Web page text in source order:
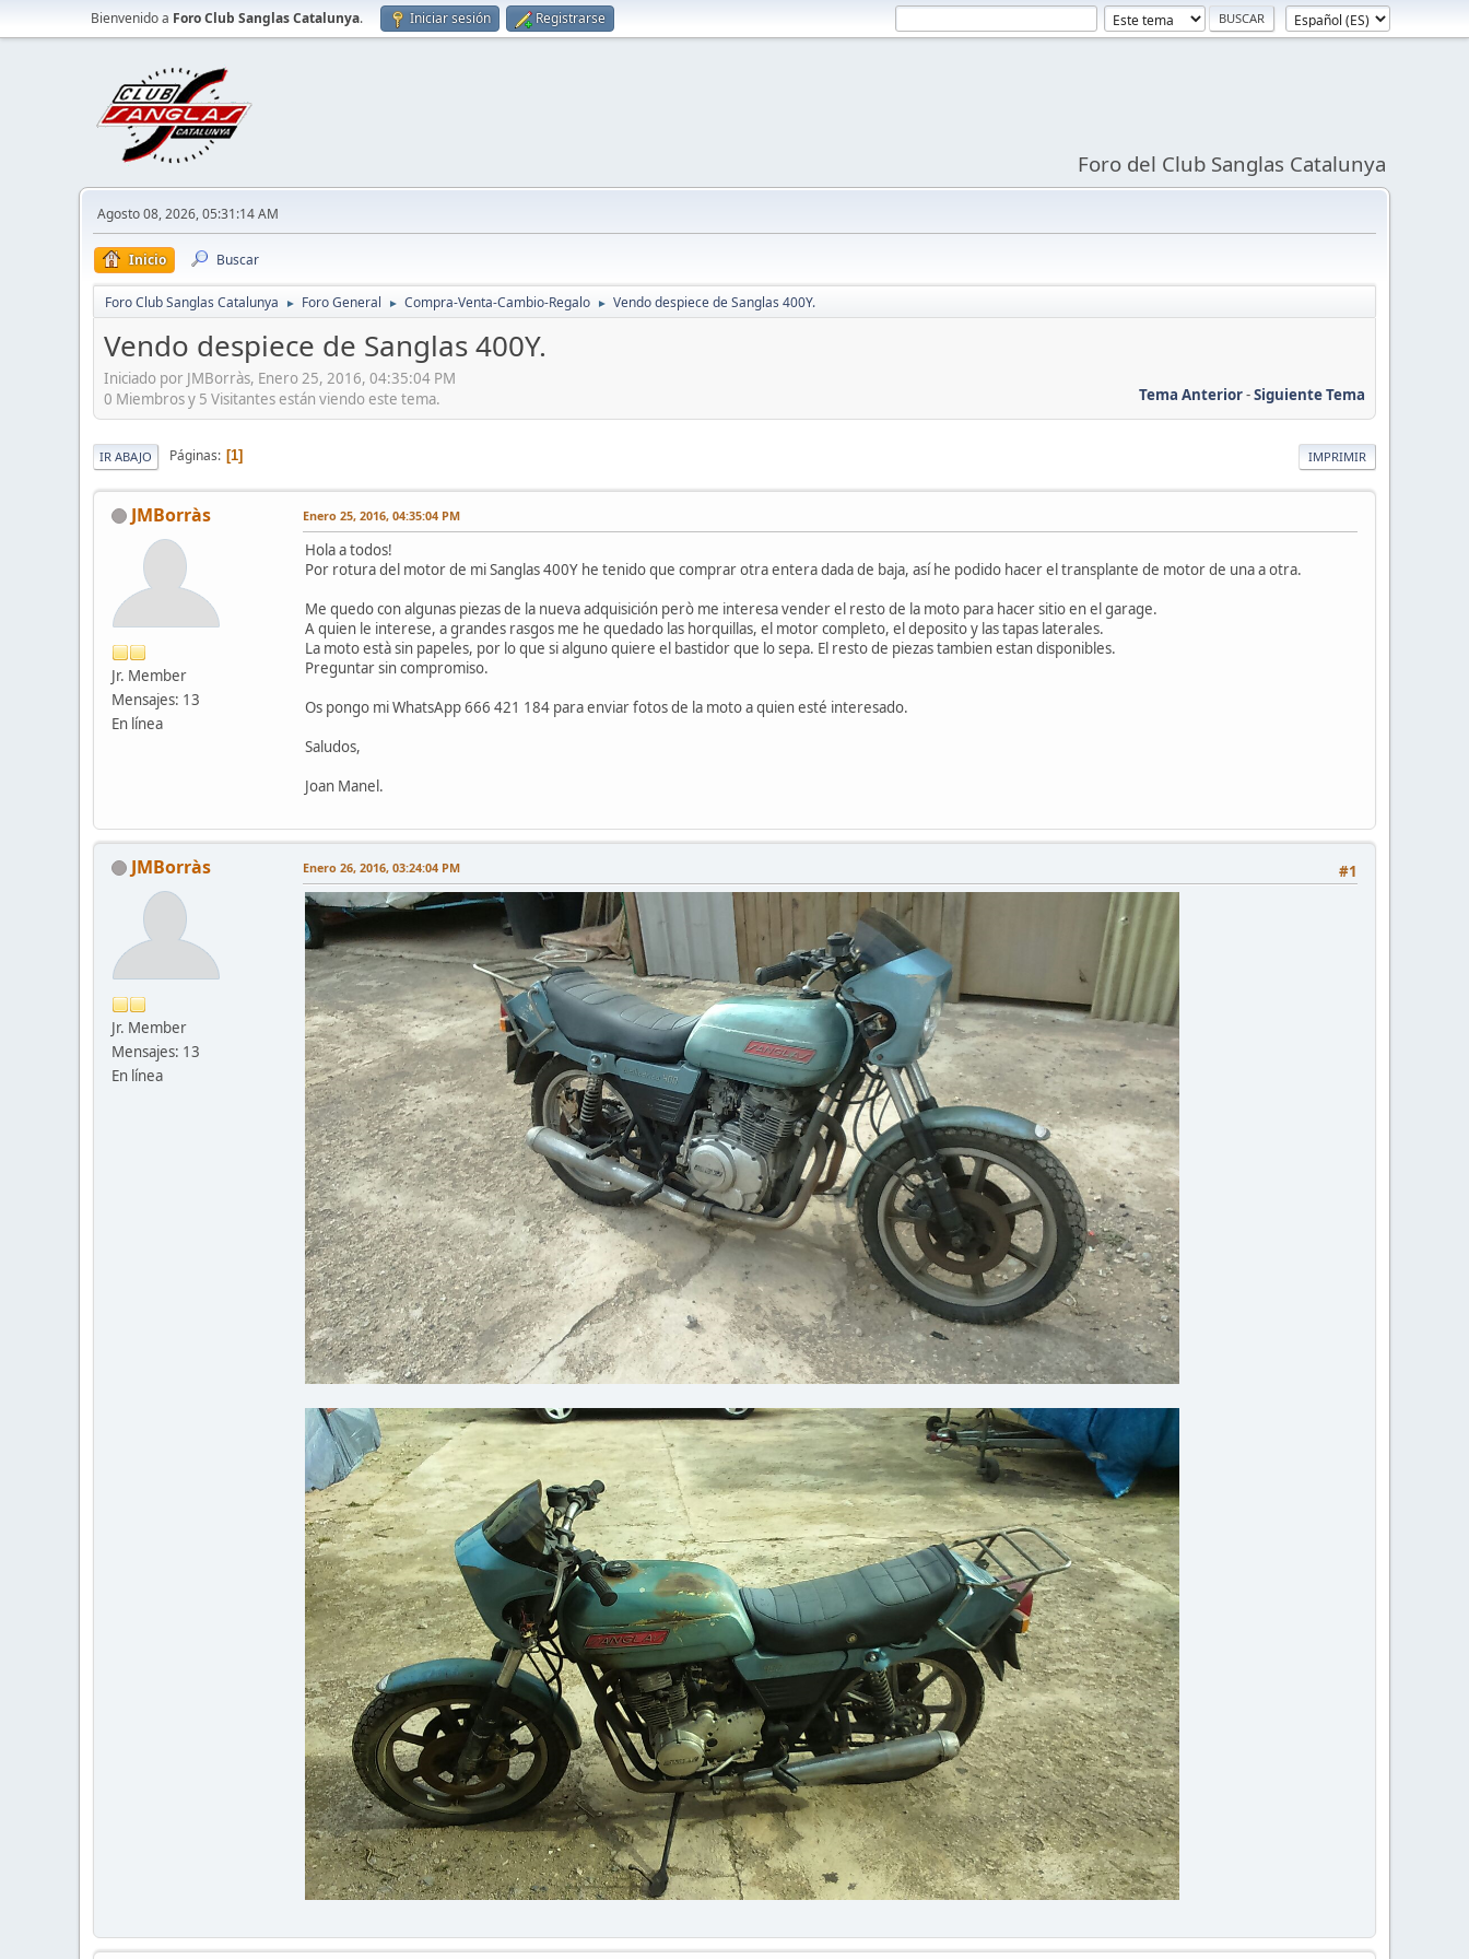
Bienvenido a Foro Club Sanglas Catalunya. Iniciar sesión Registrarse
Foro del Club Sanglas Catalunya
Agosto 08, 2026, 05:31:14 AM
Inicio Buscar
Foro Club Sanglas Catalunya ► Foro General ► Compra-Venta-Cambio-Regalo ► Vendo despiece de Sanglas 400Y.
Vendo despiece de Sanglas 400Y.
Iniciado por JMBorràs, Enero 25, 2016, 04:35:04 PM
Tema Anterior-Siguiente Tema
0 Miembros y 5 Visitantes están viendo este tema.
IMPRIMIR
IR ABAJO Páginas 1
JMBorràs
Jr. Member
Mensajes: 13
En línea
Enero 25, 2016, 04:35:04 PM
Hola a todos!
Por rotura del motor de mi Sanglas 400Y he tenido que comprar otra entera dada de baja, así he podido hacer el transplante de motor de una a otra.
Me quedo con algunas piezas de la nueva adquisición però me interesa vender el resto de la moto para hacer sitio en el garage.
A quien le interese, a grandes rasgos me he quedado las horquillas, el motor completo, el deposito y las tapas laterales.
La moto està sin papeles, por lo que si alguno quiere el bastidor que lo sepa. El resto de piezas tambien estan disponibles.
Preguntar sin compromiso.
Os pongo mi WhatsApp 666 421 184 para enviar fotos de la moto a quien esté interesado.
Saludos,
Joan Manel.
JMBorràs
Jr. Member
Mensajes: 13
En línea
#1
Enero 26, 2016, 03:24:04 PM